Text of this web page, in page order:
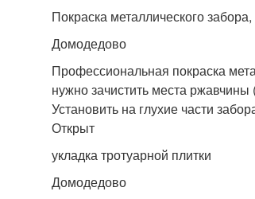
Покраска металлического
Домодедово
Профессиональная покраска
нужно зачистить места ржавчины
Установить на глухие части
Открыт
укладка тротуарной плитки
Домодедово